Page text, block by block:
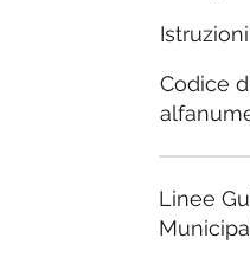
Codice
Linee